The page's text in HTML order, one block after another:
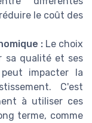
le coût des
: Le choix
sa qualité et ses
impacter la
C'est
à utiliser ces
terme, comme